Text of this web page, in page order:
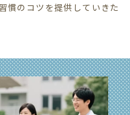
慣のコツを提供していきた